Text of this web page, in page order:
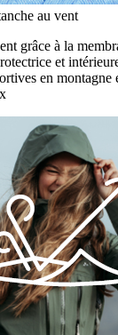
au vent
grâce à la
et
en montagne